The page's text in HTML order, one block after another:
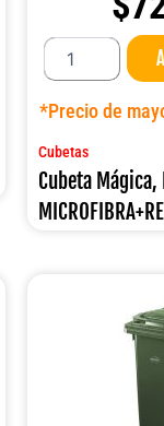
Cubeta
Mágica,
MOP
MICROFIBRA+REP.
cantidad
*Precio de
Cubetas
Cubeta Mágica,